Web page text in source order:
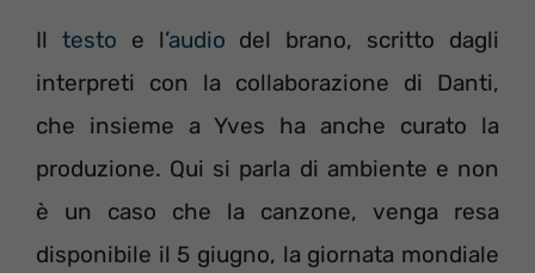
Il testo e l’audio del brano, scritto dagli
interpreti con la collaborazione di Danti,
che insieme a Yves ha anche curato la
produzione. Qui si parla di ambiente e non
è un caso che la canzone, venga resa
disponibile il 5 giugno, la giornata mondiale